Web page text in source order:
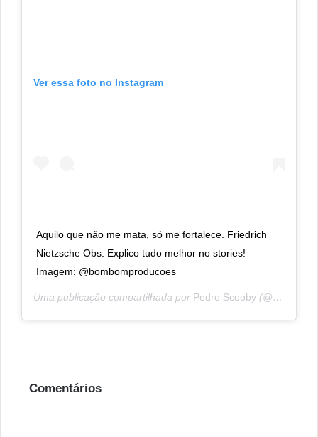
Ver essa foto no Instagram
Aquilo que não me mata, só me fortalece. Friedrich
Nietzsche Obs: Explico tudo melhor no stories!
Imagem: @bombomproducoes
Uma publicação compartilhada por Pedro Scooby (@pedroscooby) em
Comentários